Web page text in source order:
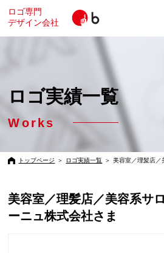
ロゴ専門
デザイン会社
ロゴ実績一覧
Works
トップページ ＞ ロゴ実績一覧 ＞ 美容室／理髪店
美容室／理髪店／美容系
ーニュ株式会社さま